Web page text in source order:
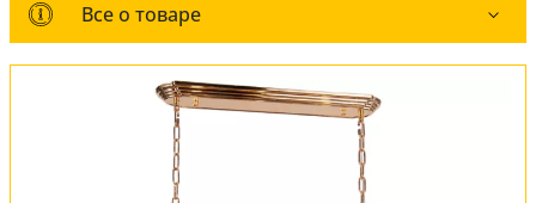
Все о товаре
Все о товаре
Комплект лампочек
Вся коллекция